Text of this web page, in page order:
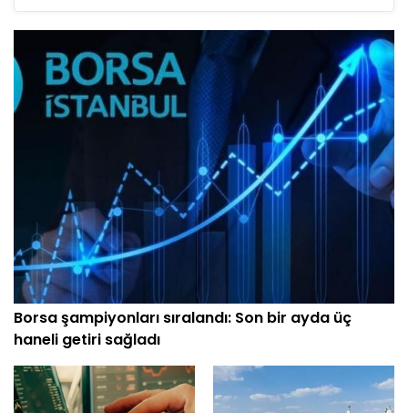
Borsa şampiyonları sıralandı: Son bir ayda üç
haneli getiri sağladı